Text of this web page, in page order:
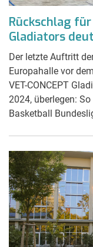
Rückschlag
Gladiators
Der letzte Auftritt
Europahalle vor
VET-CONCEPT
2024, überlegen:
Basketball